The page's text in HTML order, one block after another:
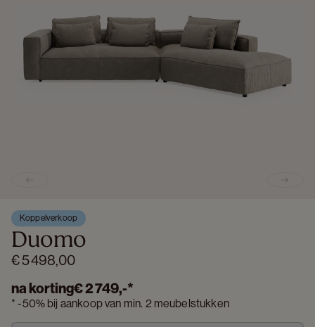
Koppelverkoop
Duomo
€ 5 498,00
na korting€ 2 749,-*
*-50% bij aankoop van min. 2 meubelstukken